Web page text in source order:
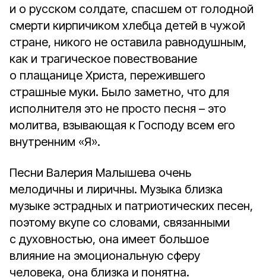
и о русском солдате, спасшем от голодной
смерти кирпичиком хлебца детей в чужой
стране, никого не оставила равнодушным,
как и трагическое повествование
о плащанице Христа, пережившего
страшные муки. Было заметно, что для
исполнителя это не просто песня – это
молитва, взывающая к Господу всем его
внутренним «Я».
Песни Валерия Малышева очень
мелодичны и лиричны. Музыка близка
музыке эстрадных и патриотических песен,
поэтому вкупе со словами, связанными
с духовностью, она имеет большое
влияние на эмоциональную сферу
человека, она близка и понятна.